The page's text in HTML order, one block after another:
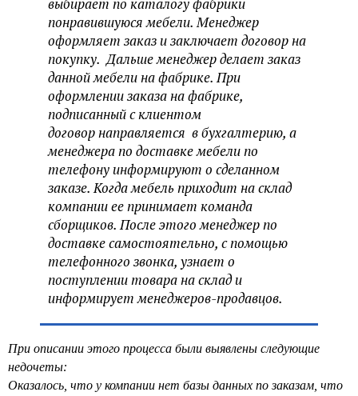
понравившуюся мебели. Менеджер
оформляет заказ и заключает договор на
покупку. Дальше менеджер делает заказ
данной мебели на фабрике. При
оформлении заказа на фабрике,
подписанный с клиентом
договор направляется в бухгалтерию, а
менеджера по доставке мебели по
телефону информируют о сделанном
заказе. Когда мебель приходит на склад
компании ее принимает команда
сборщиков. После этого менеджер по
доставке самостоятельно, с помощью
телефонного звонка, узнает о
поступлении товара на склад и
информирует менеджеров-продавцов.
При описании этого процесса были выявлены следующие
недочеты:
Оказалось, что у компании нет базы данных по заказам, что